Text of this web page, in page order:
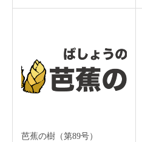
芭蕉の樹（第89号）